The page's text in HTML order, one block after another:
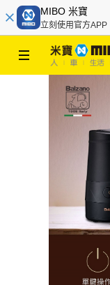
MIBO 米寶
立刻使用官方APP